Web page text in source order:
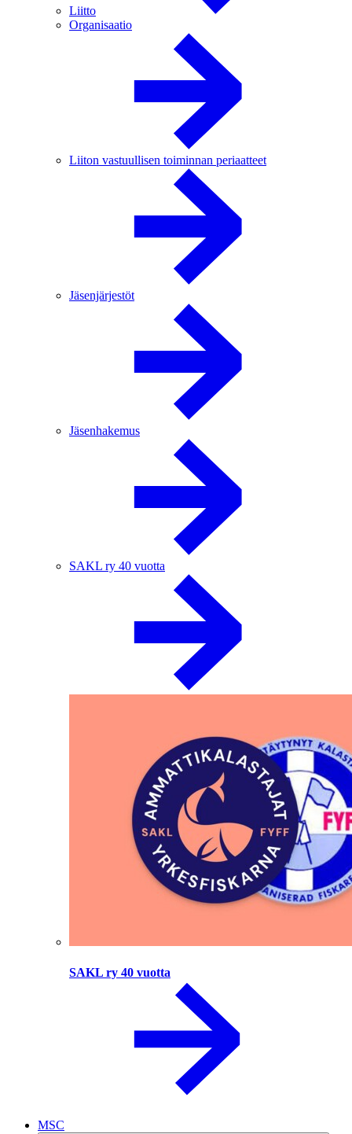
Liitto
Organisaatio
Liiton vastuullisen toiminnan periaatteet
Jäsenjärjestöt
Jäsenhakemus
SAKL ry 40 vuotta
SAKL ry 40 vuotta
MSC